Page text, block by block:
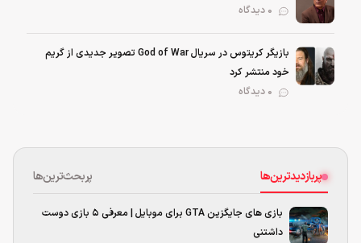
بازیگر کریتوس در سریال God of War تصویر جدیدی از گریم
خود منتشر کرد
پربازدیدترین‌ها پربحث‌ترین‌ها
بازی های جایگزین GTA برای موبایل | معرفی ۵ بازی دوست
داشتنی